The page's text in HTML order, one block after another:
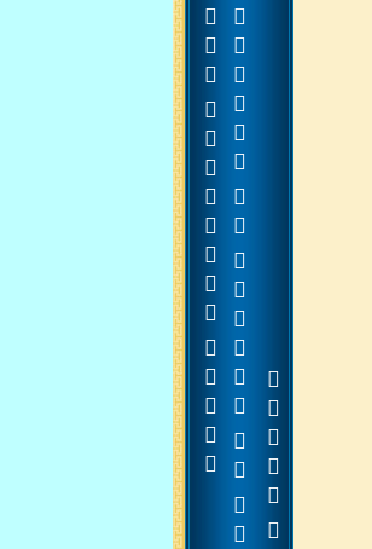

































 